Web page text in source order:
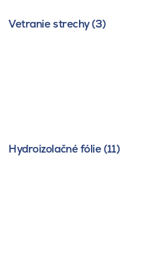
Vetranie strechy (3)
Hydroizolačné fólie (11)